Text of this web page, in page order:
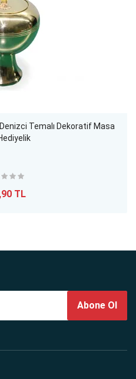
Temalı Dekoratif Masa
TL
Abone Ol